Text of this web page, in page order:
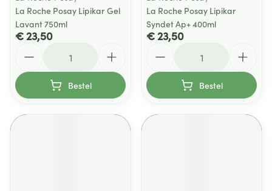
La Roche Posay Lipikar Gel
Lavant 750ml
€ 23,50
Bestel
La Roche Posay Lipikar
Syndet Ap+ 400ml
€ 23,50
Bestel